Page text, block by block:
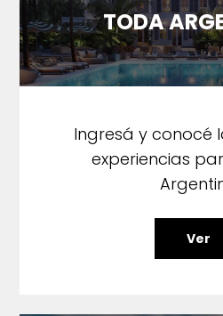
TODA
Ingresá y conocé
experiencias
Ver